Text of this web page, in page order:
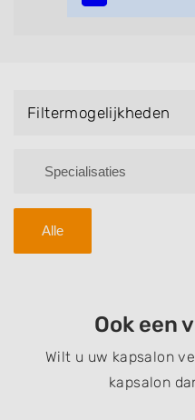
Filtermogelijkheden
Alle
Ook een
Wilt u uw kapsalon
kapsalon